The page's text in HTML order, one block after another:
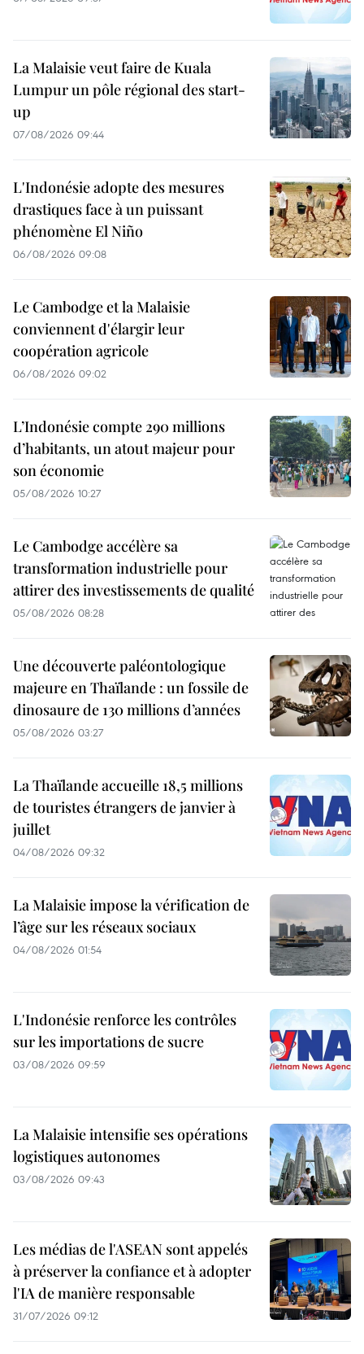
La Malaisie veut faire de Kuala
Lumpur un pôle régional des start-
up
07/08/2026 09:44
L'Indonésie adopte des mesures
drastiques face à un puissant
phénomène El Niño
06/08/2026 09:08
Le Cambodge et la Malaisie
conviennent d'élargir leur
coopération agricole
06/08/2026 09:02
L’Indonésie compte 290 millions
d’habitants, un atout majeur pour
son économie
05/08/2026 10:27
Le Cambodge accélère sa
transformation industrielle pour
attirer des investissements de qualité
05/08/2026 08:28
Une découverte paléontologique
majeure en Thaïlande : un fossile de
dinosaure de 130 millions d’années
05/08/2026 03:27
La Thaïlande accueille 18,5 millions
de touristes étrangers de janvier à
juillet
04/08/2026 09:32
La Malaisie impose la vérification de
l’âge sur les réseaux sociaux
04/08/2026 01:54
L'Indonésie renforce les contrôles
sur les importations de sucre
03/08/2026 09:59
La Malaisie intensifie ses opérations
logistiques autonomes
03/08/2026 09:43
Les médias de l'ASEAN sont appelés
à préserver la confiance et à adopter
l'IA de manière responsable
31/07/2026 09:12